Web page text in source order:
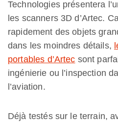
Technologies présentera
les scanners 3D d’Artec.
rapidement des objets
dans les moindres détails,
portables d’Artec sont
ingénierie ou l’inspection
l’aviation.
Déjà testés sur le terrain,